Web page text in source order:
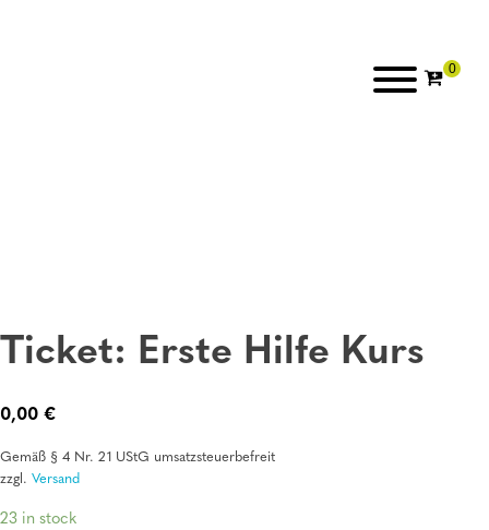
Ticket: Erste Hilfe Kurs
0,00 €
Gemäß § 4 Nr. 21 UStG umsatzsteuerbefreit
zzgl. Versand
23 in stock